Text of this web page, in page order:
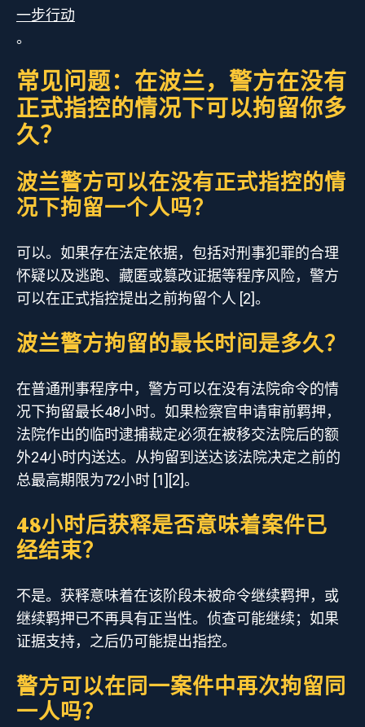
一步行动
。
常见问题：在波兰，警方在没有
正式指控的情况下可以拘留你多
久？
波兰警方可以在没有正式指控的情
况下拘留一个人吗？
可以。如果存在法定依据，包括对刑事犯罪的合理
怀疑以及逃跑、藏匿或篡改证据等程序风险，警方
可以在正式指控提出之前拘留个人 [2]。
波兰警方拘留的最长时间是多久？
在普通刑事程序中，警方可以在没有法院命令的情
况下拘留最长48小时。如果检察官申请审前羁押，
法院作出的临时逮捕裁定必须在被移交法院后的额
外24小时内送达。从拘留到送达该法院决定之前的
总最高期限为72小时 [1][2]。
48小时后获释是否意味着案件已
经结束？
不是。获释意味着在该阶段未被命令继续羁押，或
继续羁押已不再具有正当性。侦查可能继续；如果
证据支持，之后仍可能提出指控。
警方可以在同一案件中再次拘留同
一人吗？